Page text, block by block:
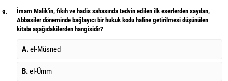
9.
İmam Malik'in, fıkıh ve hadis sahasında tedvin edilen ilk eserlerden sayılan,
Abbasiler döneminde bağlayıcı bir hukuk kodu haline getirilmesi düşünülen
kitabı aşağıdakilerden hangisidir?
A.el-Müsned
B.el-Ümm